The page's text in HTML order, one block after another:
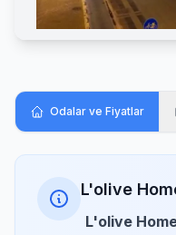
Odalar ve Fiyatlar
L'olive
L'olive